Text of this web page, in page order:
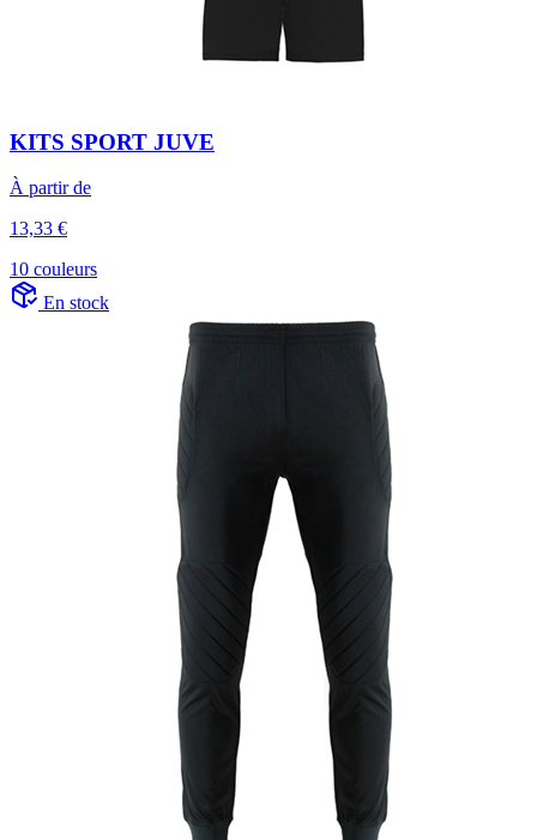
KITS SPORT JUVE
À partir de
13,33 €
10 couleurs
En stock